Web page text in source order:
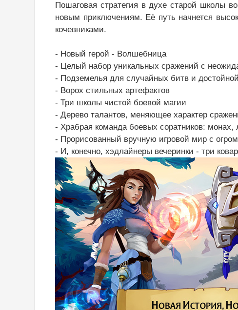
Пошаговая стратегия в духе старой школы
новым приключениям. Её путь начнется
кочевниками.
- Новый герой - Волшебница
- Целый набор уникальных сражений с
- Подземелья для случайных битв и
- Ворох стильных артефактов
- Три школы чистой боевой магии
- Дерево талантов, меняющее характер
- Храбрая команда боевых соратников:
- Прорисованный вручную игровой мир с
- И, конечно, хэдлайнеры вечеринки - три